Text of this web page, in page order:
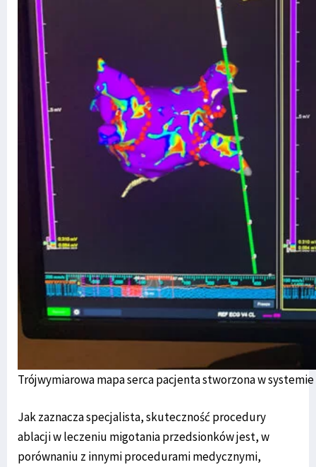
Trójwymiarowa mapa serca pacjenta stworzona w
Jak zaznacza specjalista, skuteczność procedury
ablacji w leczeniu migotania przedsionków jest, w
porównaniu z innymi procedurami medycznymi,